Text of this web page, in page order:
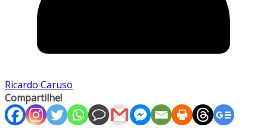
Ricardo Caruso
Compartilhe!